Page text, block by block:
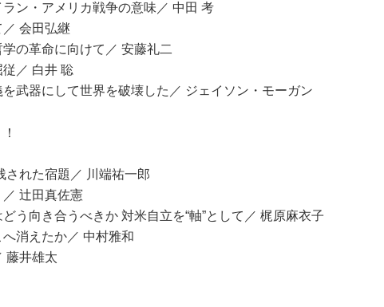
ン・アメリカ戦争の意味／ 中田 考
／ 会田弘継
の革命に向けて／ 安藤礼二
従／ 白井 聡
を武器にして世界を破壊した／ ジェイソン・モーガン
された宿題／ 川端祐一郎
／ 辻田真佐憲
う向き合うべきか 対米自立を“軸”として／ 梶原麻衣子
消えたか／ 中村雅和
藤井雄太